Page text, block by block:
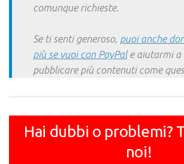
comunque richieste.
Se ti senti generoso, puoi anche
più se vuoi con PayPale aiutarmi a
pubblicare più contenuti come
Hai dubbi o problemi?
noi!